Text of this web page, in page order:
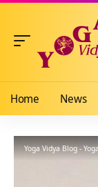
Home News
Yoga Vidya Blog -